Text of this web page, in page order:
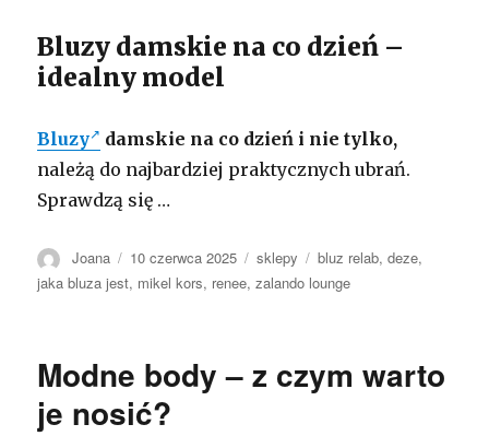
Bluzy damskie na co dzień –
idealny model
Bluzy
damskie na co dzień i nie tylko,
należą do najbardziej praktycznych ubrań.
Sprawdzą się …
Autor
Joana Opublikowano
10 czerwca 2025 Kategorie
sklepy Tagi
bluz relab,deze,
jaka bluza jest, mikel kors, renee,zalando lounge
Modne body – z czym warto
je nosić?